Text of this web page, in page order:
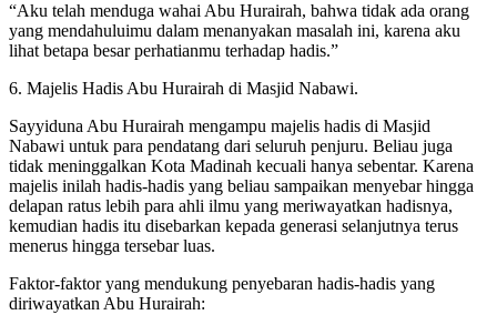
“Aku telah menduga wahai Abu Hurairah, bahwa tidak ada orang
yang mendahuluimu dalam menanyakan masalah ini, karena aku
lihat betapa besar perhatianmu terhadap hadis.”
6. Majelis Hadis Abu Hurairah di Masjid Nabawi.
Sayyiduna Abu Hurairah mengampu majelis hadis di Masjid
Nabawi untuk para pendatang dari seluruh penjuru. Beliau juga
tidak meninggalkan Kota Madinah kecuali hanya sebentar. Karena
majelis inilah hadis-hadis yang beliau sampaikan menyebar hingga
delapan ratus lebih para ahli ilmu yang meriwayatkan hadisnya,
kemudian hadis itu disebarkan kepada generasi selanjutnya terus
menerus hingga tersebar luas.
Faktor-faktor yang mendukung penyebaran hadis-hadis yang
diriwayatkan Abu Hurairah: